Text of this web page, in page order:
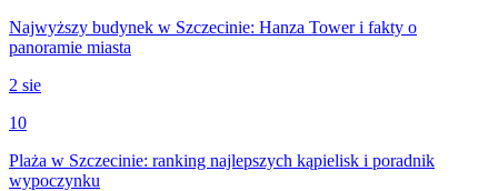
Najwyższy budynek w Szczecinie: Hanza Tower i fakty o
panoramie miasta
2 sie
10
Plaża w Szczecinie: ranking najlepszych kąpielisk i poradnik
wypoczynku